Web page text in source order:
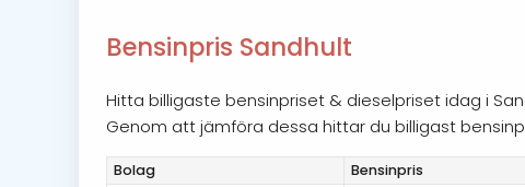
Bensinpris Sandhult
Hitta billigaste bensinpriset & dieselpriset idag i
Genom att jämföra dessa hittar du billigast
Bolag Bensinpris